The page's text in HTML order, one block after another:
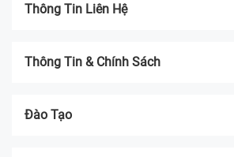
Thông Tin Liên Hệ
Thông Tin & Chính Sách
Đào Tạo